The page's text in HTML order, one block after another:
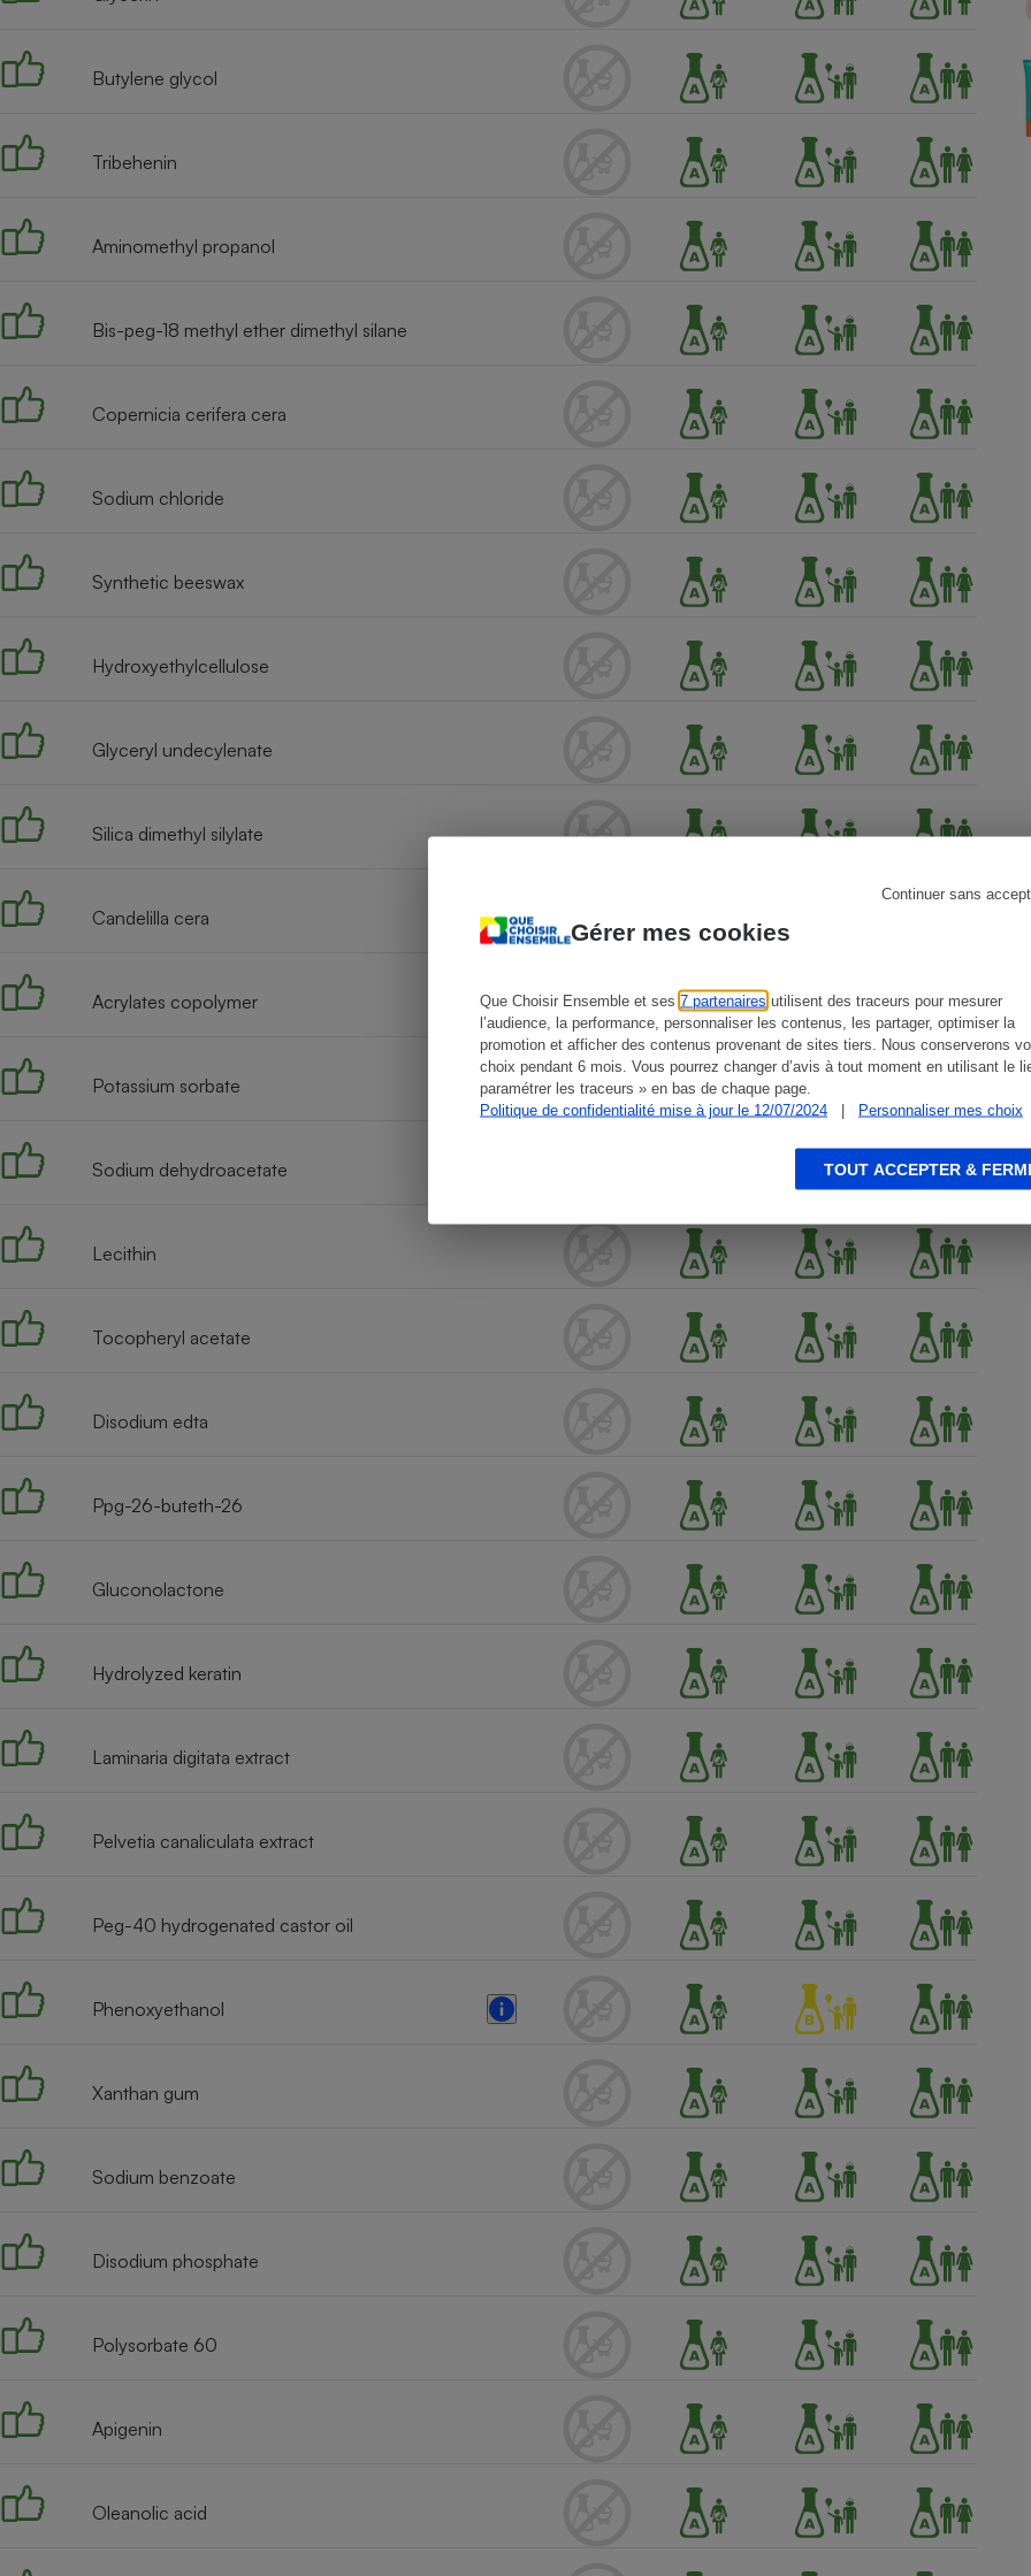
Gérer mes cookies
Que Choisir Ensemble et ses 7 partenaires utilisent des traceurs pour mesurer
l’audience, la performance, personnaliser les contenus, les partager, optimiser la
promotion et afficher des contenus provenant de sites tiers. Nous conserverons
choix pendant 6 mois. Vous pourrez changer d’avis à tout moment en utilisant le
paramétrer les traceurs » en bas de chaque page.
Politique de confidentialité mise à jour le 12/07/2024
| Personnaliser mes choix
Continuer sans
TOUT ACCEPTER &
Butylene glycol
Tribehenin
Aminomethyl propanol
Bis-peg-18 methyl ether dimethyl silane
Copernicia cerifera cera
Sodium chloride
Synthetic beeswax
Hydroxyethylcellulose
Glyceryl undecylenate
Silica dimethyl silylate
Candelilla cera
Acrylates copolymer
Potassium sorbate
Sodium dehydroacetate
Lecithin
Tocopheryl acetate
Disodium edta
Ppg-26-buteth-26
Gluconolactone
Hydrolyzed keratin
Laminaria digitata extract
Pelvetia canaliculata extract
Peg-40 hydrogenated castor oil
Phenoxyethanol
Xanthan gum
Sodium benzoate
Disodium phosphate
Polysorbate 60
Apigenin
Oleanolic acid
Appareil photo
numérique
Antivirus
Électricité - Gaz
Lessive